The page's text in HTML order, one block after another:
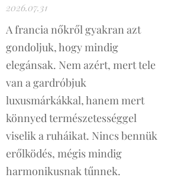
2026.07.31
A francia nőkről gyakran azt
gondoljuk, hogy mindig
elegánsak. Nem azért, mert tele
van a gardróbjuk
luxusmárkákkal, hanem mert
könnyed természetességgel
viselik a ruháikat. Nincs bennük
erőlködés, mégis mindig
harmonikusnak tűnnek.